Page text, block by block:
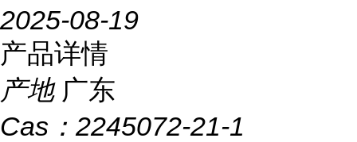
2025-08-19
产品详情
产地 广东
Cas： 2245072-21-1